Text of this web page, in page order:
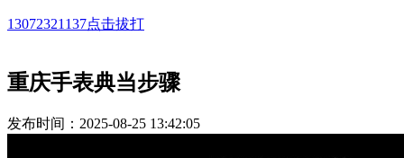
13072321137点击拔打
重庆手表典当步骤
发布时间：2025-08-25 13:42:05